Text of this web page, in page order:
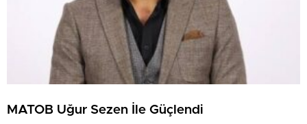
MATOB Uğur Sezen İle Güçlendi